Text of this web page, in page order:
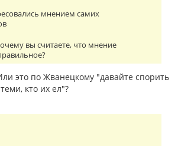
мнением самих
вы считаете, что мнение
это по Жванецкому "давайте спорить
кто их ел"?